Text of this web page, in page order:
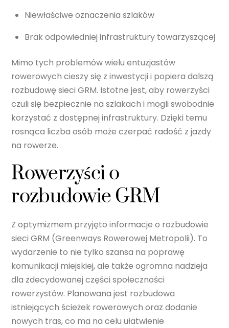
Niewłaściwe oznaczenia szlaków
Brak odpowiedniej infrastruktury towarzyszącej
Mimo tych problemów wielu entuzjastów
rowerowych cieszy się z inwestycji i popiera dalszą
rozbudowę sieci GRM. Istotne jest, aby rowerzyści
czuli się bezpiecznie na szlakach i mogli swobodnie
korzystać z dostępnej infrastruktury. Dzięki temu
rosnąca liczba osób może czerpać radość z jazdy
na rowerze.
Rowerzyści o
rozbudowie GRM
Z optymizmem przyjęto informacje o rozbudowie
sieci GRM (Greenways Rowerowej Metropolii). To
wydarzenie to nie tylko szansa na poprawę
komunikacji miejskiej, ale także ogromna nadzieja
dla zdecydowanej części społeczności
rowerzystów. Planowana jest rozbudowa
istniejących ścieżek rowerowych oraz dodanie
nowych tras, co ma na celu ułatwienie